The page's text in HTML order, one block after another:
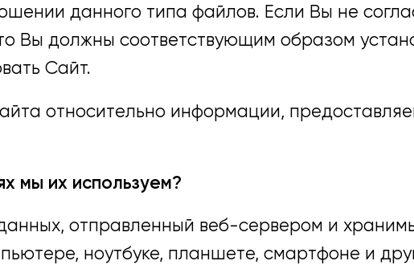
данного типа файлов. Если Вы не
Вы должны соответствующим образом
Сайт.
относительно информации,
мы их используем?
отправленный веб-сервером и
ноутбуке, планшете, смартфоне и